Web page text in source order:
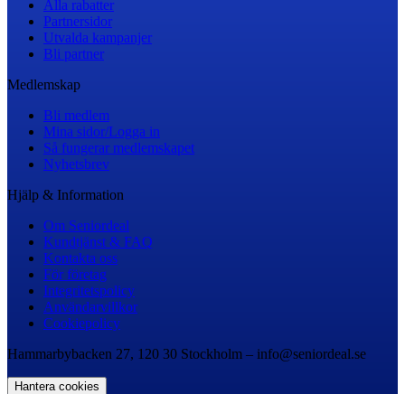
Alla rabatter
Partnersidor
Utvalda kampanjer
Bli partner
Medlemskap
Bli medlem
Mina sidor/Logga in
Så fungerar medlemskapet
Nyhetsbrev
Hjälp & Information
Om Seniordeal
Kundtjänst & FAQ
Kontakta oss
För företag
Integritetspolicy
Användarvillkor
Cookiepolicy
Hammarbybacken 27, 120 30 Stockholm – info@seniordeal.se
Hantera cookies